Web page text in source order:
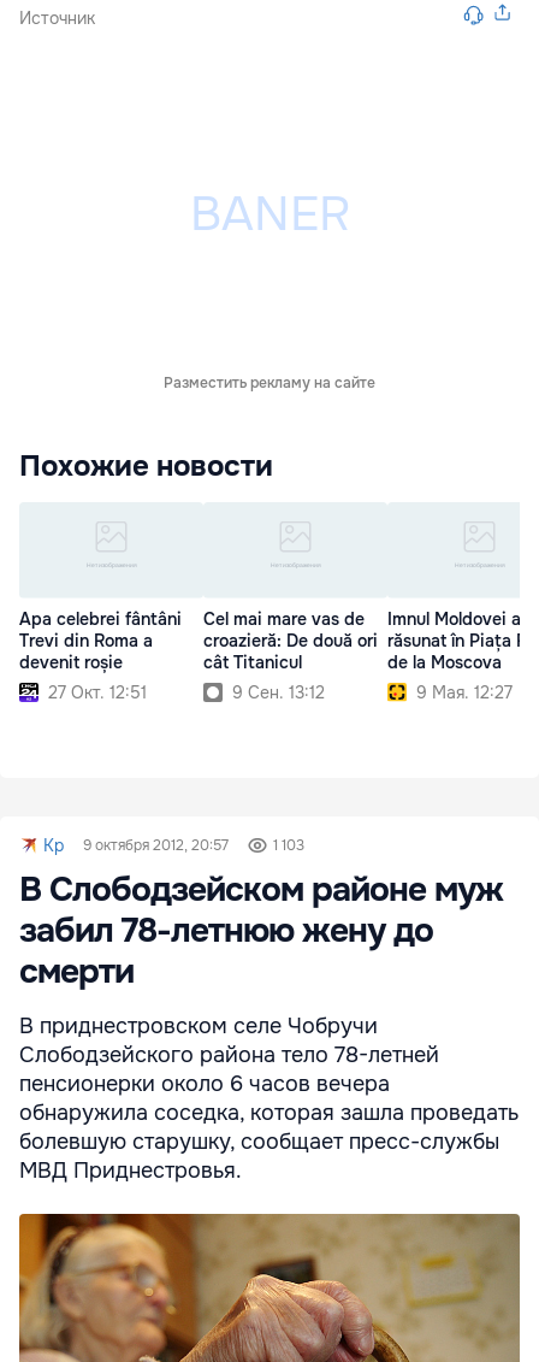
Источник
Разместить рекламу на сайте
Похожие новости
Apa celebrei fântâni
Trevi din Roma a
devenit roșie
27 Окт. 12:51
Cel mai mare vas de
croazieră: De două ori
cât Titanicul
9 Сен. 13:12
Imnul Moldovei a
răsunat în Piața
de la Moscova
9 Мая. 12:27
Kp 9 октября 2012, 20:57 1 103
В Слободзейском районе муж
забил 78-летнюю жену до
смерти
В приднестровском селе Чобручи
Слободзейского района тело 78-летней
пенсионерки около 6 часов вечера
обнаружила соседка, которая зашла проведать
болевшую старушку, сообщает пресс-службы
МВД Приднестровья.